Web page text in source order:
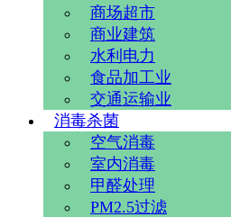
商场超市
商业建筑
水利电力
食品加工业
交通运输业
消毒杀菌
空气消毒
室内消毒
甲醛处理
PM2.5过滤